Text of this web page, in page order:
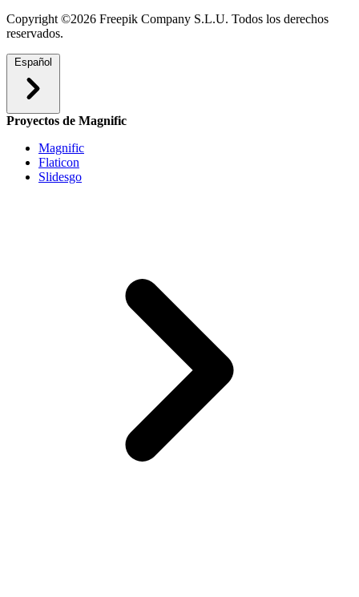
Copyright ©2026 Freepik Company S.L.U. Todos los derechos
reservados.
Español
Proyectos de Magnific
Magnific
Flaticon
Slidesgo